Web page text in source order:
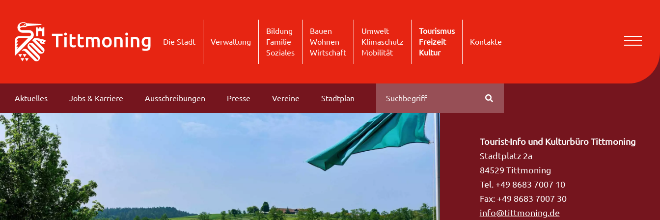
Die Stadt Verwaltung
Bildung
Familie
Soziales
Bauen
Wohnen
Wirtschaft
Umwelt
Klimaschutz
Mobilität
Tourismus
Freizeit
Kultur
Kontakte
Aktuelles Jobs & Karriere Ausschreibungen Presse Vereine Stadtplan
Tourist-Info und Kulturbüro Tittmoning
Stadtplatz 2a
84529 Tittmoning
Tel. +49 8683 7007 10
Fax: +49 8683 7007 30
info@tittmoning.de